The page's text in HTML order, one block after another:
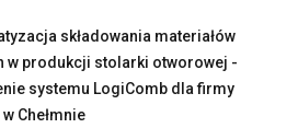
składowania materiałów
w produkcji stolarki otworowej -
systemu LogiComb dla firmy
Chełmnie